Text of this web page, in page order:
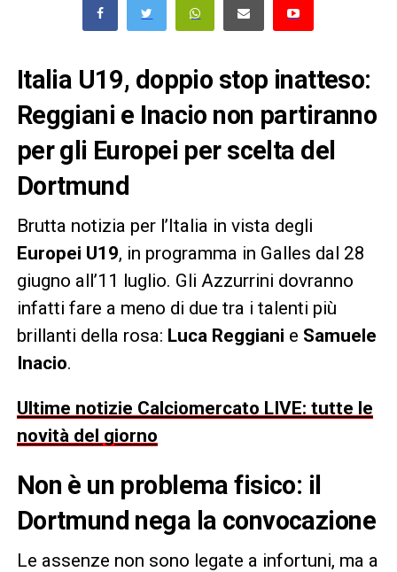
Italia U19, doppio stop inatteso:
Reggiani e Inacio non partiranno
per gli Europei per scelta del
Dortmund
Brutta notizia per l’Italia in vista degli
Europei U19, in programma in Galles dal 28
giugno all’11 luglio. Gli Azzurrini dovranno
infatti fare a meno di due tra i talenti più
brillanti della rosa: Luca Reggiani e Samuele
Inacio.
Ultime notizie Calciomercato LIVE: tutte le
novità del giorno
Non è un problema fisico: il
Dortmund nega la convocazione
Le assenze non sono legate a infortuni, ma a